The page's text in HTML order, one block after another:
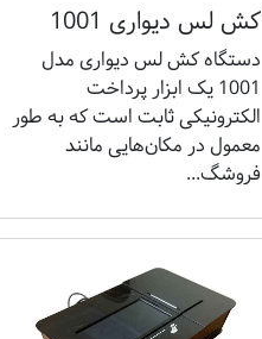
کش لس دیواری 1001
دستگاه کش لس دیواری مدل
1001 یک ابزار پرداخت
الکترونیکی ثابت است که به طور
معمول در مکان‌هایی مانند
فروشگ...